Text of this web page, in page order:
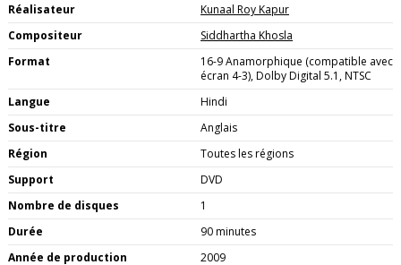
Réalisateur
Kunaal Roy Kapur
Compositeur
Siddhartha Khosla
Format
16-9 Anamorphique (compatible avec
écran 4-3), Dolby Digital 5.1, NTSC
Langue
Hindi
Sous-titre
Anglais
Région
Toutes les régions
Support
DVD
Nombre de disques
1
Durée
90 minutes
Année de production
2009